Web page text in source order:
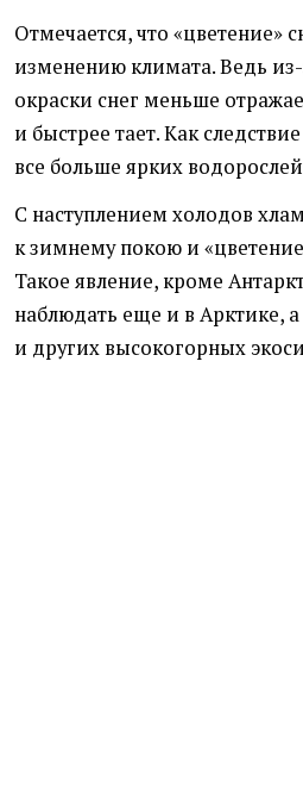
Отмечается, что «цветение»
изменению климата. Ведь
окраски снег меньше
и быстрее тает. Как
все больше ярких
С наступлением холодов
к зимнему покою и
Такое явление, кроме
наблюдать еще и в Арктике,
и других высокогорных